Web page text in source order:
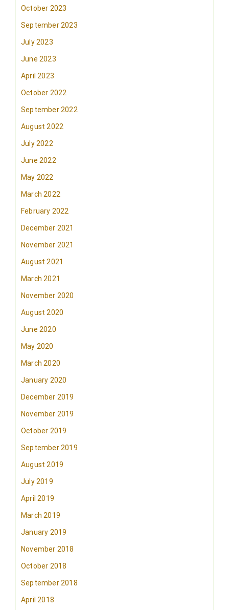
October 2023
September 2023
July 2023
June 2023
April 2023
October 2022
September 2022
August 2022
July 2022
June 2022
May 2022
March 2022
February 2022
December 2021
November 2021
August 2021
March 2021
November 2020
August 2020
June 2020
May 2020
March 2020
January 2020
December 2019
November 2019
October 2019
September 2019
August 2019
July 2019
April 2019
March 2019
January 2019
November 2018
October 2018
September 2018
April 2018